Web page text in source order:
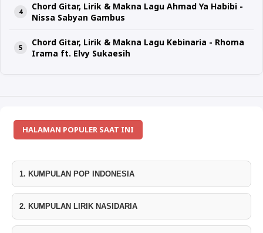
Chord Gitar, Lirik & Makna Lagu Ahmad Ya Habibi -
Nissa Sabyan Gambus
Chord Gitar, Lirik & Makna Lagu Kebinaria - Rhoma
Irama ft. Elvy Sukaesih
HALAMAN POPULER SAAT INI
1. KUMPULAN POP INDONESIA
2. KUMPULAN LIRIK NASIDARIA